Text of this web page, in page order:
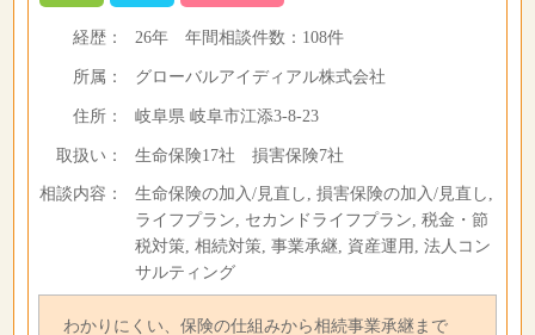
経歴： 26年年間相談件数： 108件
所属： グローバルアイディアル株式会社
住所： 岐阜県 岐阜市江添3-8-23
取扱い： 生命保険17社 損害保険7社
相談内容：
生命保険の加入/見直し, 損害保険の加入/見直し,
ライフプラン, セカンドライフプラン, 税金・節
税対策, 相続対策, 事業承継, 資産運用, 法人コン
サルティング
わかりにくい、保険の仕組みから相続事業承継まで